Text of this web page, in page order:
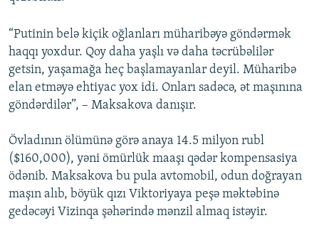
“Putinin belə kiçik oğlanları müharibəyə göndərmək
haqqı yoxdur. Qoy daha yaşlı və daha təcrübəlilər
getsin, yaşamağa heç başlamayanlar deyil. Müharibə
elan etməyə ehtiyac yox idi. Onları sadəcə, ət maşınına
göndərdilər”, – Maksakova danışır.
Övladının ölümünə görə anaya 14.5 milyon rubl
($160,000), yəni ömürlük maaşı qədər kompensasiya
ödənib. Maksakova bu pula avtomobil, odun doğrayan
maşın alıb, böyük qızı Viktoriyaya peşə məktəbinə
gedəcəyi Vizinqa şəhərində mənzil almaq istəyir.